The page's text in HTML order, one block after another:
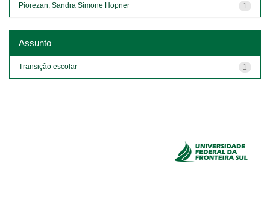
1
Piorezan, Sandra Simone Hopner
Assunto
1
Transição escolar